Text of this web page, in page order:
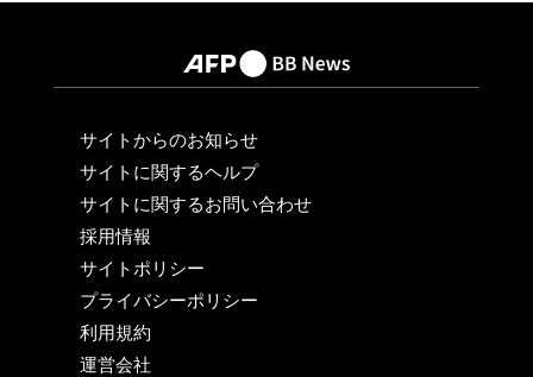
サイトからのお知らせ
サイトに関するヘルプ
サイトに関するお問い合わせ
採用情報
サイトポリシー
プライバシーポリシー
利用規約
運営会社